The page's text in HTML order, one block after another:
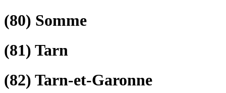
(80) Somme
(81) Tarn
(82) Tarn-et-Garonne